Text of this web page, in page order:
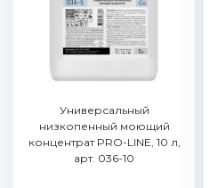
Универсальный
низкопенный моющий
концентрат PRO-LINE, 10 л,
арт. 036-10